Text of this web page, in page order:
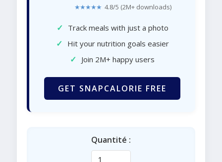
★★★★★ 4.8/5 (2M+ downloads)
✓ Track meals with just a photo
✓ Hit your nutrition goals easier
✓ Join 2M+ happy users
GET SNAPCALORIE FREE
Quantité :